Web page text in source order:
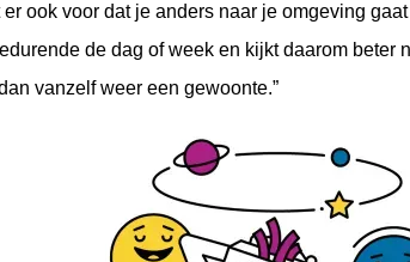
er ook voor dat je anders naar je omgeving
de dag of week en kijkt daarom beter
vanzelf weer een gewoonte.”